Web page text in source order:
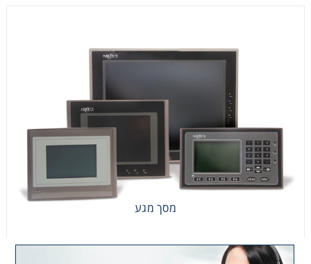
מסך מגע